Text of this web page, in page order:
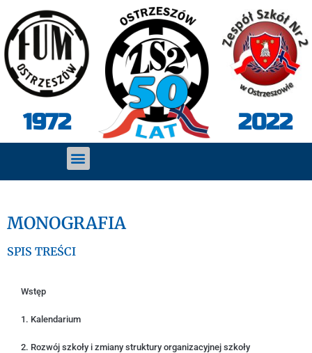
1972 2022
MONOGRAFIA
SPIS TREŚCI
Wstęp
1. Kalendarium
2. Rozwój szkoły i zmiany struktury organizacyjnej szkoły